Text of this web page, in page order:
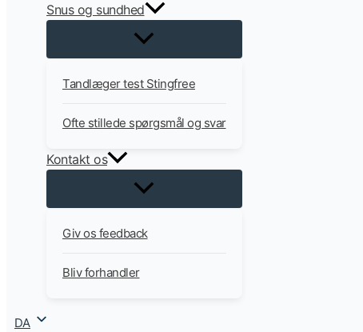
Snus og sundhed
Tandlæger test Stingfree
Ofte stillede spørgsmål og svar
Kontakt os
Giv os feedback
Bliv forhandler
DA